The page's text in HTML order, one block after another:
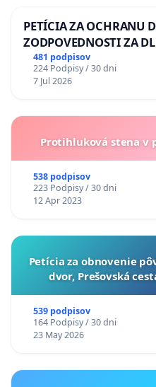
PETÍCIA ZA OCHRANU
ZODPOVEDNOSTI ZA
A ZLYHANIE ŠTÁTU
481 podpisov
224 Podpisy / 30 dni
7 Jul 2026
Protihluková stena v
538 podpisov
223 Podpisy / 30 dni
12 Apr 2023
​Petícia za obnovenie
dvor, Prešovská
539 podpisov
164 Podpisy / 30 dni
23 May 2026